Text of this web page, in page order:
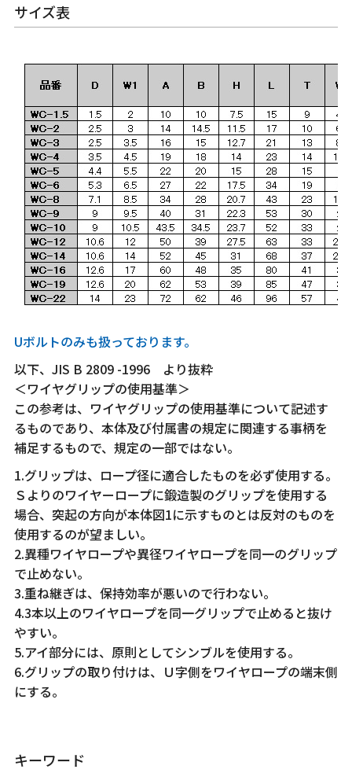
サイズ表
Uボルトのみも扱っております。
以下、JIS B 2809 -1996 より抜粋
＜ワイヤグリップの使用基準＞
この参考は、ワイヤグリップの使用基準について記述す
るものであり、本体及び付属書の規定に関連する事柄を
補足するもので、規定の一部ではない。
1.グリップは、ロープ径に適合したものを必ず使用する。
Ｓよりのワイヤーロープに鍛造製のグリップを使用する
場合、突起の方向が本体図1に示すものとは反対のものを
使用するのが望ましい。
2.異種ワイヤロープや異径ワイヤロープを同一のグリップ
で止めない。
3.重ね継ぎは、保持効率が悪いので行わない。
4.3本以上のワイヤロープを同一グリップで止めると抜け
やすい。
5.アイ部分には、原則としてシンブルを使用する。
6.グリップの取り付けは、Ｕ字側をワイヤロープの端末側
にする。
キーワード